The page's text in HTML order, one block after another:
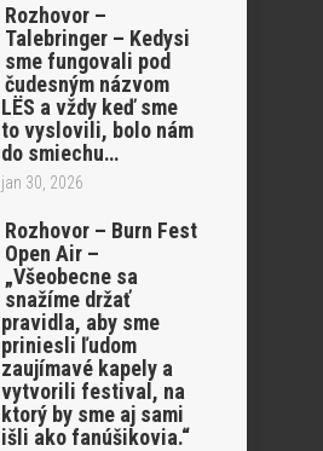
Rozhovor –
Talebringer – Kedysi
sme fungovali pod
čudesným názvom
LËS a vždy keď sme
to vyslovili, bolo nám
do smiechu…
jan 30, 2026
Rozhovor – Burn Fest
Open Air –
„Všeobecne sa
snažíme držať
pravidla, aby sme
priniesli ľudom
zaujímavé kapely a
vytvorili festival, na
ktorý by sme aj sami
išli ako fanúšikovia.“